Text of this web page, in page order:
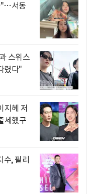
"…서동
스위스
렸다"
지혜 저
세했구
, 필리